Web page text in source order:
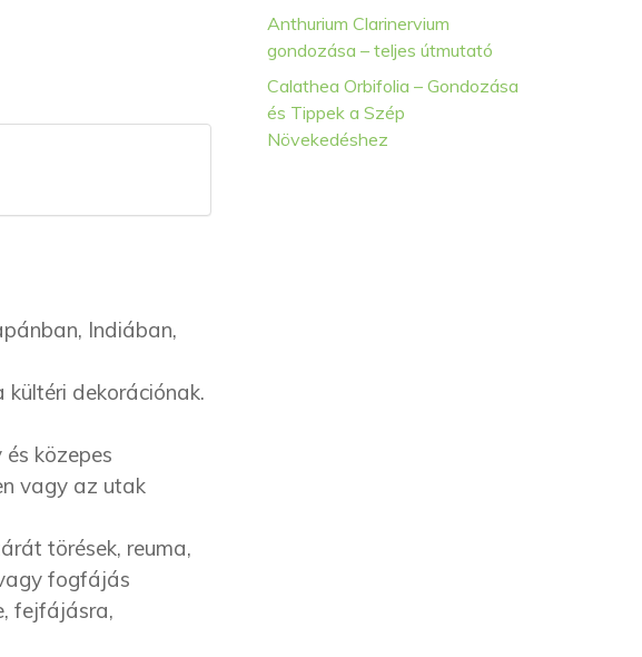
Indiában,
kültéri dekorációnak.
közepes
vagy az utak
törések, reuma,
fogfájás
fejfájásra,
Anthurium Clarinervium
gondozása – teljes útmutató
Calathea Orbifolia – Gondozása
és Tippek a Szép
Növekedéshez